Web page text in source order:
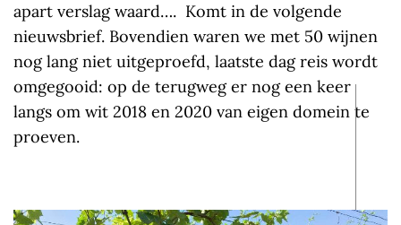
apart verslag waard…. Komt in de volgende
nieuwsbrief. Bovendien waren we met 50 wijnen
nog lang niet uitgeproefd, laatste dag reis wordt
omgegooid: op de terugweg er nog een keer
langs om wit 2018 en 2020 van eigen domein te
proeven.